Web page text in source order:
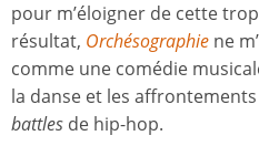
pour m’éloigner de cette
résultat, Orchésographie ne
comme une comédie
la danse et les
battles de hip-hop.